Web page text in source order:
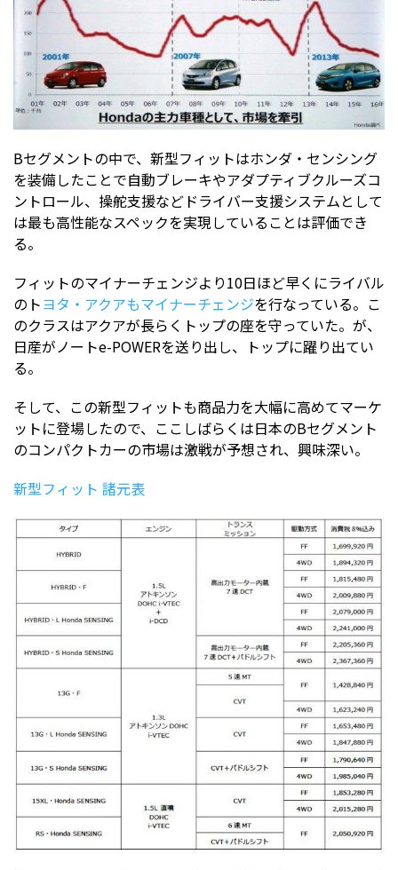
Bセグメントの中で、新型フィットはホンダ・センシング
を装備したことで自動ブレーキやアダプティブクルーズコ
ントロール、操舵支援などドライバー支援システムとして
は最も高性能なスペックを実現していることは評価でき
る。
フィットのマイナーチェンジより10日ほど早くにライバル
のトヨタ・アクアもマイナーチェンジを行なっている。こ
のクラスはアクアが長らくトップの座を守っていた。が、
日産がノートe-POWERを送り出し、トップに躍り出てい
る。
そして、この新型フィットも商品力を大幅に高めてマーケ
ットに登場したので、ここしばらくは日本のBセグメント
のコンパクトカーの市場は激戦が予想され、興味深い。
新型フィット 諸元表